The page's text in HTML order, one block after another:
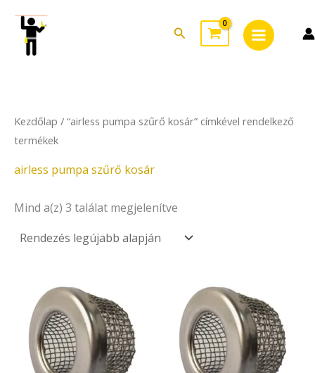
content
Search
Menu
Kezdőlap / “airless pumpa szűrő kosár” címkével rendelkező
termékek
airless pumpa szűrő kosár
Mind a(z) 3 találat megjelenítve
latest